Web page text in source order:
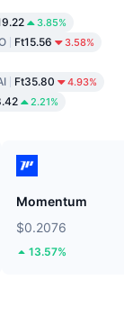
3.85%
Ft15.56 3.58%
Ft35.80 4.93%
2.21%
Momentum
$0.2076
13.57%